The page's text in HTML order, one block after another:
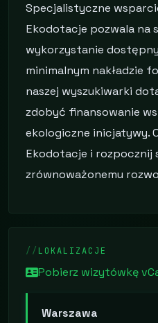
Specjalistyczne
Ekodotacje pozwala na
wykorzystanie
minimalnym nakładzie
naszej wyszukiwarki
zdobyć finansowanie
ekologiczne inicjatywy.
Ekodotacje i rozpocznij
zrównoważonemu
LOKALIZACJE
Pobierz wizytówkę
Warszawa